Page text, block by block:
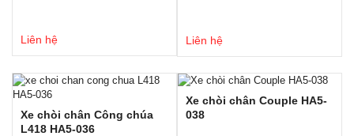
Liên hệ Liên hệ
Xe chòi chân Công chúa
L418 HA5-036
Xe chòi chân Couple HA5-
038